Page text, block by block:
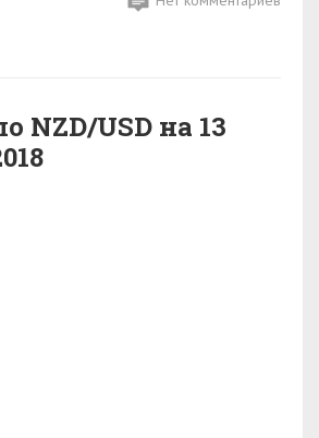
NZD/USD на 13